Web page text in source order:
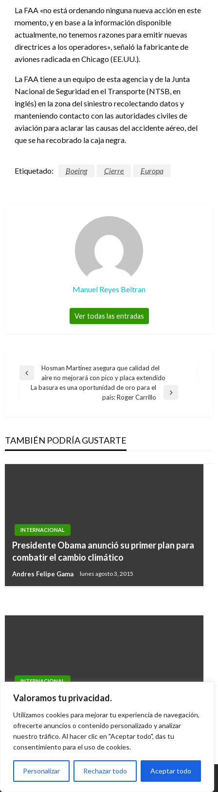
Valoramos tu privacidad.
Utilizamos cookies para mejorar tu experiencia de navegación,
ofrecerte anuncios o contenido personalizado y analizar
nuestro tráfico. Al hacer clic en "Aceptar todo", das tu
consentimiento para el uso de cookies.
Personalizar Rechazar todo Aceptar todo
La FAA «no está ordenando ninguna nueva acción en este
momento, y en base a la información disponible
actualmente, no tenemos razones para emitir nuevas
directrices a los operadores», señaló la fabricante de
aviones radicada en Chicago (EE.UU.).
La FAA tiene a un equipo de esta agencia y de la Junta
Nacional de Seguridad en el Transporte (NTSB, en
inglés) en la zona del siniestro recolectando datos y
manteniendo contacto con las autoridades civiles de
aviación para aclarar las causas del accidente aéreo, del
que se ha recobrado la caja negra.
Etiquetado: Boeing Cierre Europa
Manuel Reyes Beltran
Ver todas las entradas
Navegación
Entrada
anterior
Hosman Martínez asegura que calidad del
aire no mejorará con pico y placa extendido
La basura es una oportunidad de oro para el
país: Roger Carrillo
TAMBIÉN PODRÍA GUSTARTE
INTERNACIONAL
Presidente Obama anunció su primer plan para
combatir el cambio climático
Andres Felipe Gama lunes agosto 3, 2015
INTERNACIONAL
Capturan en España dos integrantes de célula
terrorista que preparaba ataques suicidas en
INTERNACIONAL
Policía rescata a 133 migrantes
secuestrados en sureste de México
INTERNACIONAL
Chávez retornó a Venezuela tras su ultima
Iván Briceño jueves abril 26, 2012